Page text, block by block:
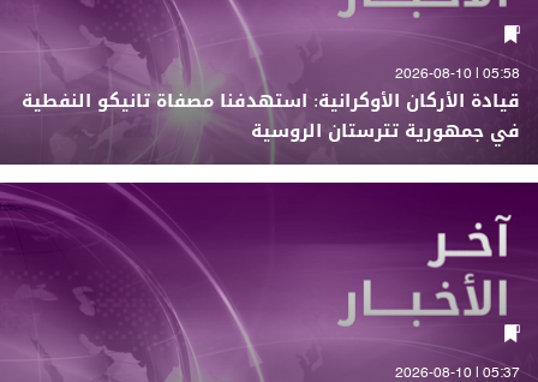
05:58 | 2026-08-10
قيادة الأركان الأوكرانية: استهدفنا مصفاة تانيكو النفطية
في جمهورية تترستان الروسية
05:37 | 2026-08-10